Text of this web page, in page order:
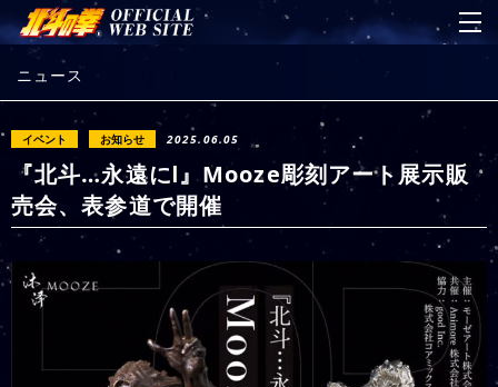
ニュース
イベント お知らせ 2025.06.05
『北斗…永遠にⅠ』Mooze彫刻アート展示販
売会、表参道で開催